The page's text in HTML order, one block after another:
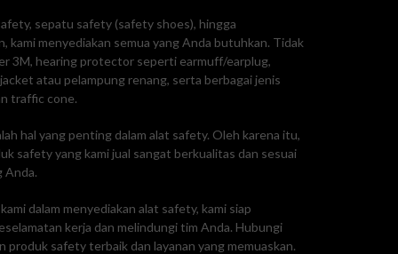
sepatu safety (safety shoes), hingga
kami menyediakan semua yang Anda butuhkan. Tidak
3M, hearing protector seperti earmuff/earplug,
atau pelampung renang, serta berbagai jenis
traffic cone.
hal yang penting dalam alat safety. Oleh karena itu,
safety yang kami jual sangat berkualitas dan sesuai
Anda.
dalam menyediakan alat safety, kami siap
kerja dan melindungi tim Anda. Hubungi
produk safety terbaik dan layanan yang memuaskan.